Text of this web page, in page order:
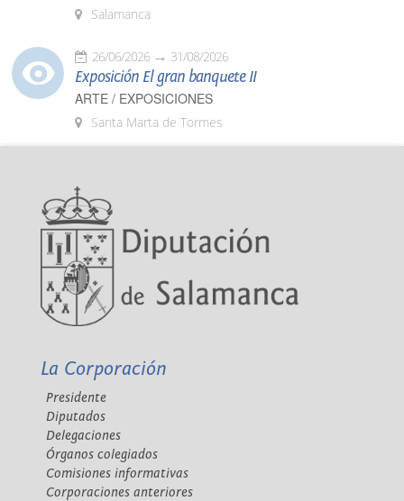
Salamanca
26/06/2026 31/08/2026
Exposición El gran banquete II
ARTE / EXPOSICIONES
Santa Marta de Tormes
La Corporación
Presidente
Diputados
Delegaciones
Órganos colegiados
Comisiones informativas
Corporaciones anteriores